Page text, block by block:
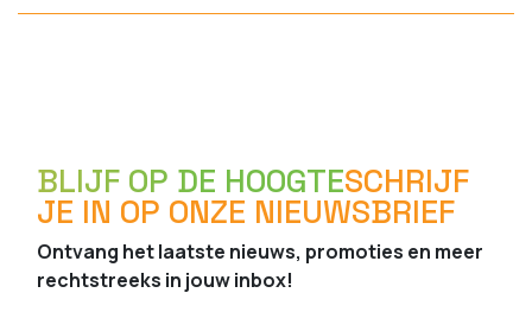
BLIJF OP DE HOOGTESCHRIJF
JE IN OP ONZE NIEUWSBRIEF
Ontvang het laatste nieuws, promoties en meer
rechtstreeks in jouw inbox!